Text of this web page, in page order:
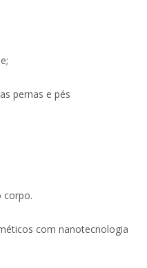
pernas e pés
corpo.
com nanotecnologia